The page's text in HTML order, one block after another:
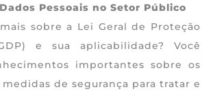
Pessoais no Setor Público
sobre a Lei Geral de Proteção
e sua aplicabilidade? Você
importantes sobre os
medidas de segurança para tratar e